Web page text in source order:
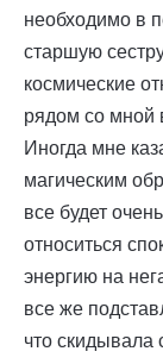
необходимо в
старшую
космические
рядом со мной
Иногда мне
магическим
все будет
относиться
энергию на
все же
что